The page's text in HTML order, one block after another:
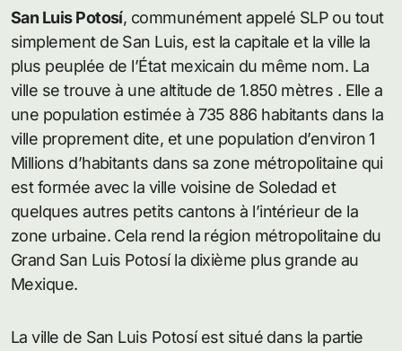
San Luis Potosí, communément appelé SLP ou tout
simplement de San Luis, est la capitale et la ville la
plus peuplée de l’État mexicain du même nom. La
ville se trouve à une altitude de 1.850 mètres . Elle a
une population estimée à 735 886 habitants dans la
ville proprement dite, et une population d’environ 1
Millions d’habitants dans sa zone métropolitaine qui
est formée avec la ville voisine de Soledad et
quelques autres petits cantons à l’intérieur de la
zone urbaine. Cela rend la région métropolitaine du
Grand San Luis Potosí la dixième plus grande au
Mexique.
La ville de San Luis Potosí est situé dans la partie